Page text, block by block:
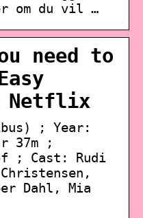
om du vil …
need to
Netflix
; Year:
37m ;
; Cast: Rudi
Dahl, Mia